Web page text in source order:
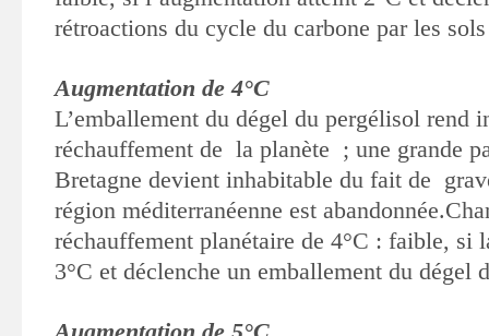
rétroactions du cycle du carbone par les
Augmentation de 4°C
L’emballement du dégel du pergélisol rend
réchauffement de la planète ; une grande
Bretagne devient inhabitable du fait de
région méditerranéenne est abandonnée.
réchauffement planétaire de 4°C : faible, si
3°C et déclenche un emballement du dégel